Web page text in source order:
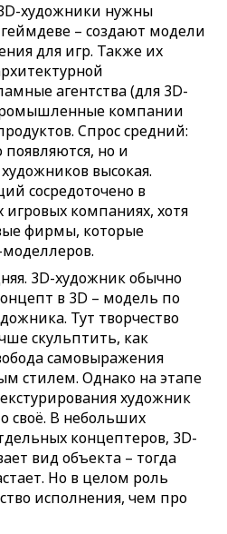
художники нужны
– создают модели
для игр. Также их
агентства (для 3D-
компании
Спрос средний:
появляются, но и
высокая.
сосредоточено в
компаниях, хотя
фирмы, которые
3D-художник обычно
в 3D – модель по
Тут творчество
скульптить, как
самовыражения
стилем. Однако на этапе
художник
своё. В небольших
концептеров, 3D-
вид объекта – тогда
Но в целом роль
исполнения, чем про